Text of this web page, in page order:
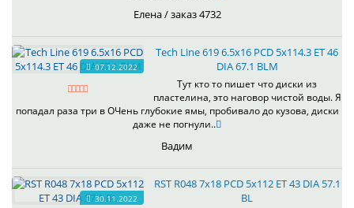
Елена / заказ 4732
07.12.2022
Tech Line 619 6.5x16 PCD 5x114.3 ET 46
DIA 67.1 BLM
Тут кто то пишет что диски из
пластелина, это наговор чистой воды. Я
попадал раза три в ОЧень глубокие ямы, пробивало до кузова, диски
даже не погнули..
Вадим
30.11.2022
RST R048 7x18 PCD 5x112 ET 43 DIA 57.1
BL